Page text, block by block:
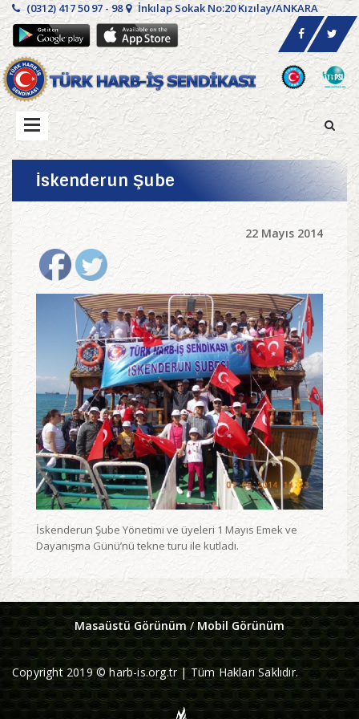
(0312) 417 50 97 - 98 İnkılap Sokak No:20 Kızılay/ANKARA
İskenderun Şube
22 Mayıs 2014
İskenderun Şube Yönetimi ve üyeleri 1 Mayıs Emek ve
Dayanışma Günü’nü tekne turu ile kutladı.
Masaüstü Görünüm/ Mobil Görünüm
Copyright 2019 © harb-is.org.tr | Tüm Hakları Saklıdır.